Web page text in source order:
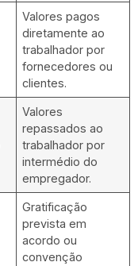
Valores pagos
diretamente ao
trabalhador por
fornecedores ou
clientes.
Valores
repassados ao
trabalhador por
intermédio do
empregador.
Gratificação
prevista em
acordo ou
convenção